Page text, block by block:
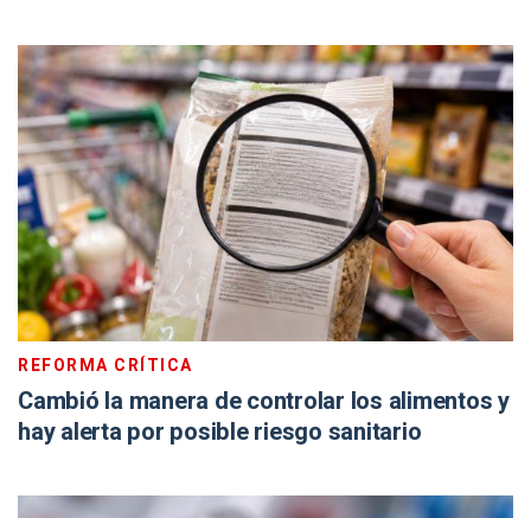
REFORMA CRÍTICA
Cambió la manera de controlar los alimentos y
hay alerta por posible riesgo sanitario